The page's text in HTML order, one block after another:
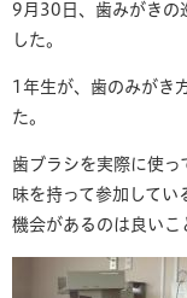
9月30日、歯みがきの
した。
1年生が、歯のみがき
た。
歯ブラシを実際に使
味を持って参加してい
機会があるのは良いこ